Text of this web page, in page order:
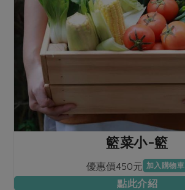
籃菜小-籃
優惠價450元 加入購物車
點此介紹